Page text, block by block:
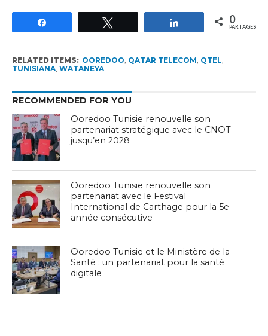
Partagez 0
PARTAGES
RELATED ITEMS: OOREDOO, QATAR TELECOM, QTEL,
TUNISIANA, WATANEYA
RECOMMENDED FOR YOU
Ooredoo Tunisie renouvelle son
partenariat stratégique avec le CNOT
jusqu’en 2028
Ooredoo Tunisie renouvelle son
partenariat avec le Festival
International de Carthage pour la 5e
année consécutive
Ooredoo Tunisie et le Ministère de la
Santé : un partenariat pour la santé
digitale